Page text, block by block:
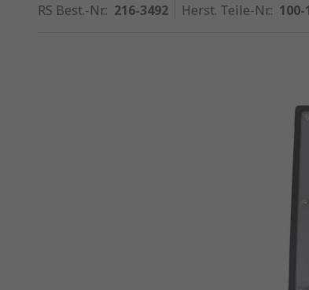
RS Best.-Nr.: 216-3492 Herst. Teile-Nr.: 100-